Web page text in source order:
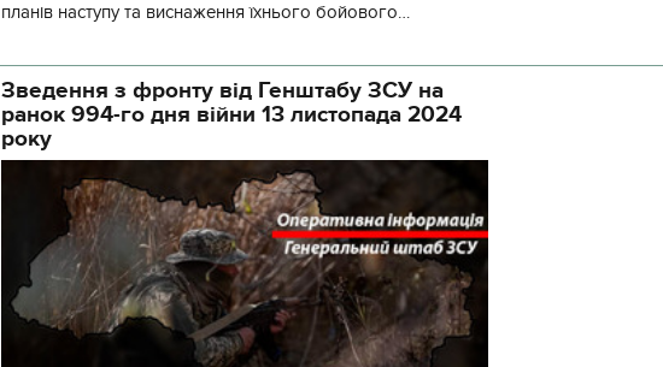
планів наступу та виснаження їхнього бойового
Зведення з фронту від Генштабу ЗСУ на
ранок 994-го дня війни 13 листопада 2024
року